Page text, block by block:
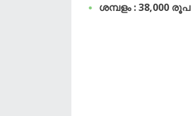
ശമ്പളം : 38,000 രൂപ